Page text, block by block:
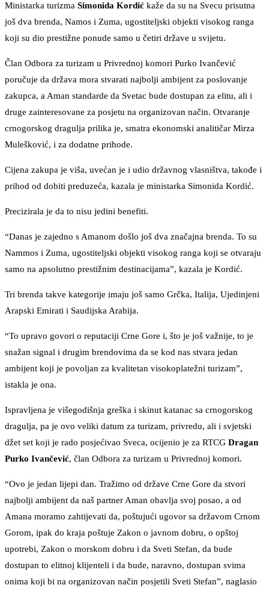
Ministarka turizma Simonida Kordić kaže da su na Svecu prisutna
još dva brenda, Namos i Zuma, ugostiteljski objekti visokog ranga
koji su dio prestižne ponude samo u četiri države u svijetu.
Član Odbora za turizam u Privrednoj komori Purko Ivančević
poručuje da država mora stvarati najbolji ambijent za poslovanje
zakupca, a Aman standarde da Svetac bude dostupan za elitu, ali i
druge zainteresovane za posjetu na organizovan način. Otvaranje
crnogorskog dragulja prilika je, smatra ekonomski analitičar Mirza
Mulešković, i za dodatne prihode.
Cijena zakupa je viša, uvećan je i udio državnog vlasništva, takođe i
prihod od dobiti preduzeća, kazala je ministarka Simonida Kordić.
Precizirala je da to nisu jedini benefiti.
“Danas je zajedno s Amanom došlo još dva značajna brenda. To su
Nammos i Zuma, ugostiteljski objekti visokog ranga koji se otvaraju
samo na apsolutno prestižnim destinacijama”, kazala je Kordić.
Tri brenda takve kategorije imaju još samo Grčka, Italija, Ujedinjeni
Arapski Emirati i Saudijska Arabija.
“To upravo govori o reputaciji Crne Gore i, što je još važnije, to je
snažan signal i drugim brendovima da se kod nas stvara jedan
ambijent koji je povoljan za kvalitetan visokoplatežni turizam”,
istakla je ona.
Ispravljena je višegodišnja greška i skinut katanac sa crnogorskog
dragulja, pa je ovo veliki datum za turizam, privredu, ali i svjetski
džet set koji je rado posjećivao Sveca, ocijenio je za RTCG Dragan
Purko Ivančević, član Odbora za turizam u Privrednoj komori.
“Ovo je jedan lijepi dan. Tražimo od države Crne Gore da stvori
najbolji ambijent da naš partner Aman obavlja svoj posao, a od
Amana moramo zahtijevati da, poštujući ugovor sa državom Crnom
Gorom, ipak do kraja poštuje Zakon o javnom dobru, o opštoj
upotrebi, Zakon o morskom dobru i da Sveti Stefan, da bude
dostupan to elitnoj klijenteli i da bude, naravno, dostupan svima
onima koji bi na organizovan način posjetili Sveti Stefan”, naglasio